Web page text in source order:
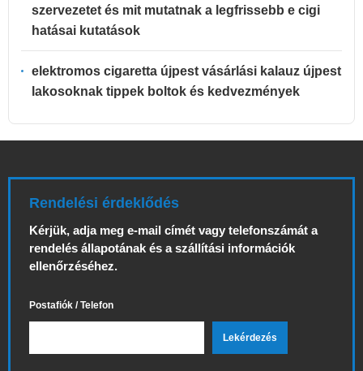
szervezetet és mit mutatnak a legfrissebb e cigi
hatásai kutatások
elektromos cigaretta újpest vásárlási kalauz újpest
lakosoknak tippek boltok és kedvezmények
Rendelési érdeklődés
Kérjük, adja meg e-mail címét vagy telefonszámát a
rendelés állapotának és a szállítási információk
ellenőrzéséhez.
Postafiók / Telefon